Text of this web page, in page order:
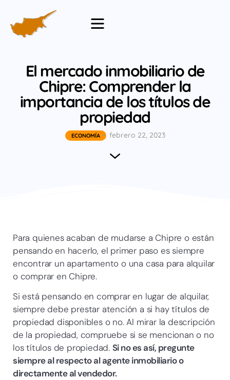
El mercado inmobiliario de
Chipre: Comprender la
importancia de los títulos de
propiedad
ECONOMÍA febrero 22, 2023
Para quienes acaban de mudarse a Chipre o están
pensando en hacerlo, el primer paso es siempre
encontrar un apartamento o una casa para alquilar
o comprar en Chipre.
Si está pensando en comprar en lugar de alquilar,
siempre debe prestar atención a si hay títulos de
propiedad disponibles o no. Al mirar la descripción
de la propiedad, compruebe si se mencionan o no
los títulos de propiedad. Si no es así, pregunte
siempre al respecto al agente inmobiliario o
directamente al vendedor.